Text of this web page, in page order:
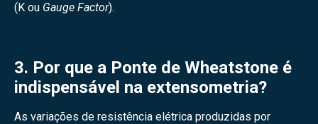
( K ou Gauge Factor).
3. Por que a Ponte de Wheatstone é
indispensável na extensometria?
As variações de resistência elétrica produzidas por